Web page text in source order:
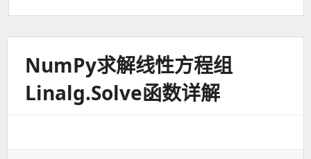
NumPy求解线性方程组
Linalg.solve函数详解